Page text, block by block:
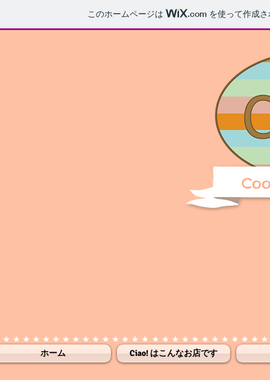
このホームページは .com を使って作成
ホーム Ciao! はこんなお店です